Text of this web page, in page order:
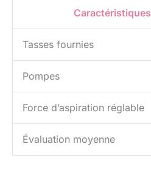
Caractéristiques
Tasses fournies
Pompes
Force d’aspiration réglable
Évaluation moyenne